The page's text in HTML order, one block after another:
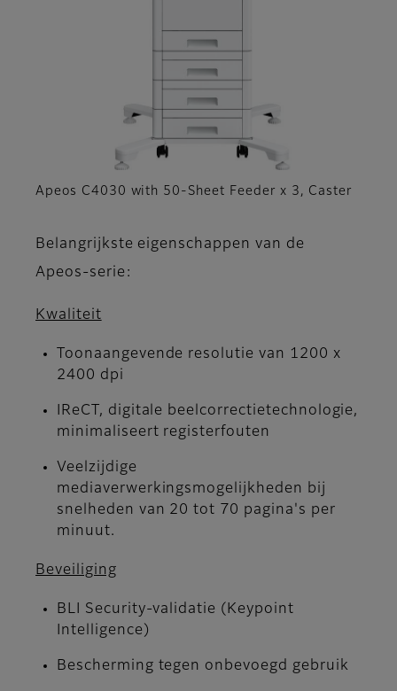
Apeos C4030 with 50‐Sheet Feeder x 3, Caster
Belangrijkste eigenschappen van de
Apeos-serie:
Kwaliteit
Toonaangevende resolutie van 1200 x
2400 dpi
IReCT, digitale beelcorrectietechnologie,
minimaliseert registerfouten
Veelzijdige
mediaverwerkingsmogelijkheden bij
snelheden van 20 tot 70 pagina's per
minuut.
Beveiliging
BLI Security-validatie (Keypoint
Intelligence)
Bescherming tegen onbevoegd gebruik